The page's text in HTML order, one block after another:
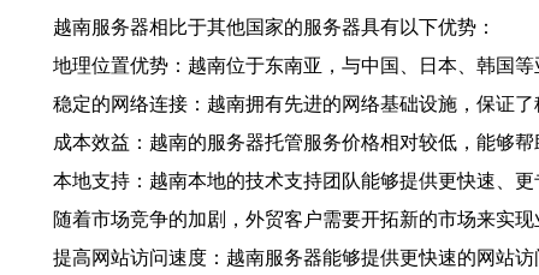
越南服务器相比于其他国家的服务器具有以下优势：
地理位置优势：越南位于东南亚，与中国、日本、韩国
稳定的网络连接：越南拥有先进的网络基础设施，保证
成本效益：越南的服务器托管服务价格相对较低，能够
本地支持：越南本地的技术支持团队能够提供更快速、
随着市场竞争的加剧，外贸客户需要开拓新的市场来实
提高网站访问速度：越南服务器能够提供更快速的网站